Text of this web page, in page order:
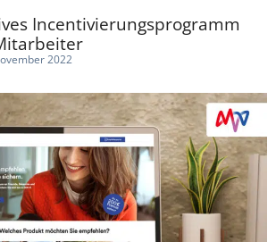
Incentivierungsprogramm
2022